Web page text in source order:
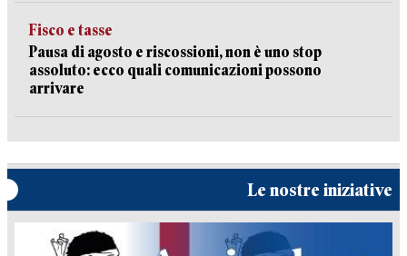
Fisco e tasse
Pausa di agosto e riscossioni, non è uno stop
assoluto: ecco quali comunicazioni possono
arrivare
Le nostre iniziative